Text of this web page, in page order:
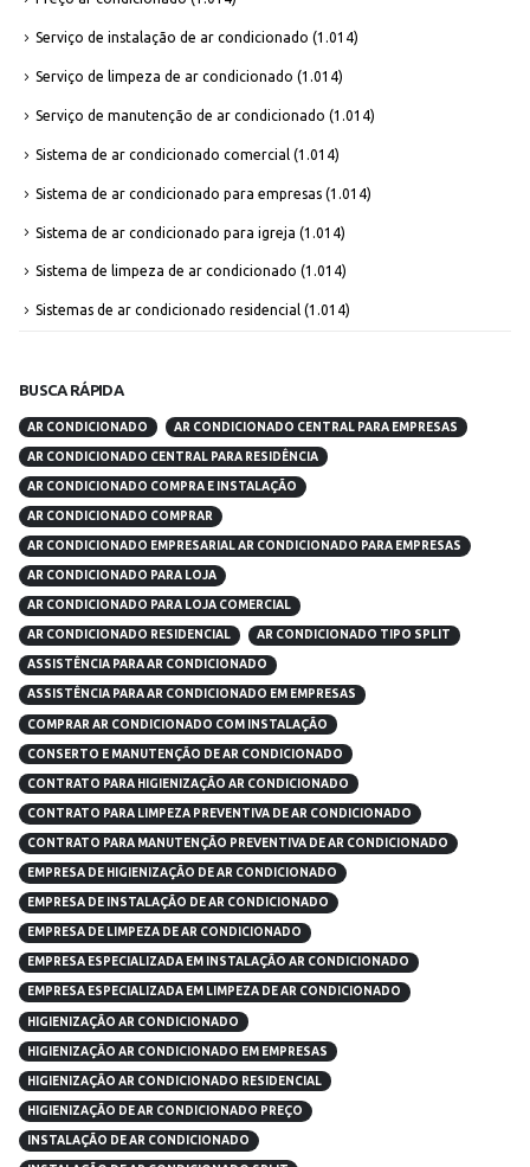
Serviço de instalação de ar condicionado (1.014)
Serviço de limpeza de ar condicionado (1.014)
Serviço de manutenção de ar condicionado (1.014)
Sistema de ar condicionado comercial (1.014)
Sistema de ar condicionado para empresas (1.014)
Sistema de ar condicionado para igreja (1.014)
Sistema de limpeza de ar condicionado (1.014)
Sistemas de ar condicionado residencial (1.014)
BUSCA RÁPIDA
AR CONDICIONADO AR CONDICIONADO CENTRAL PARA EMPRESAS
AR CONDICIONADO CENTRAL PARA RESIDÊNCIA
AR CONDICIONADO COMPRA E INSTALAÇÃO
AR CONDICIONADO COMPRAR
AR CONDICIONADO EMPRESARIAL AR CONDICIONADO PARA EMPRESAS
AR CONDICIONADO PARA LOJA
AR CONDICIONADO PARA LOJA COMERCIAL
AR CONDICIONADO RESIDENCIAL AR CONDICIONADO TIPO SPLIT
ASSISTÊNCIA PARA AR CONDICIONADO
ASSISTÊNCIA PARA AR CONDICIONADO EM EMPRESAS
COMPRAR AR CONDICIONADO COM INSTALAÇÃO
CONSERTO E MANUTENÇÃO DE AR CONDICIONADO
CONTRATO PARA HIGIENIZAÇÃO AR CONDICIONADO
CONTRATO PARA LIMPEZA PREVENTIVA DE AR CONDICIONADO
CONTRATO PARA MANUTENÇÃO PREVENTIVA DE AR CONDICIONADO
EMPRESA DE HIGIENIZAÇÃO DE AR CONDICIONADO
EMPRESA DE INSTALAÇÃO DE AR CONDICIONADO
EMPRESA DE LIMPEZA DE AR CONDICIONADO
EMPRESA ESPECIALIZADA EM INSTALAÇÃO AR CONDICIONADO
EMPRESA ESPECIALIZADA EM LIMPEZA DE AR CONDICIONADO
HIGIENIZAÇÃO AR CONDICIONADO
HIGIENIZAÇÃO AR CONDICIONADO EM EMPRESAS
HIGIENIZAÇÃO AR CONDICIONADO RESIDENCIAL
HIGIENIZAÇÃO DE AR CONDICIONADO PREÇO
INSTALAÇÃO DE AR CONDICIONADO